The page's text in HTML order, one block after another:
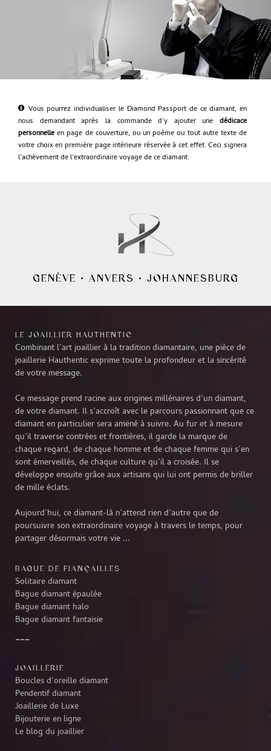
Vous pourrez individualiser le Diamond Passport de ce diamant, en
nous demandant après la commande d’y ajouter une dédicace
personnelle en page de couverture, ou un poème ou tout autre texte de
votre choix en première page intérieure réservée à cet effet. Ceci signera
l’achèvement de l’extraordinaire voyage de ce diamant.
GENÈVE • ANVERS • JOHANNESBURG
LE JOAILLIER HAUTHENTIC
Combinant l’art joaillier à la tradition diamantaire, une pièce de
joaillerie Hauthentic exprime toute la profondeur et la sincérité
de votre message.
Ce message prend racine aux origines millénaires d’un diamant,
de votre diamant. Il s’accroît avec le parcours passionnant que ce
diamant en particulier sera amené à suivre. Au fur et à mesure
qu’il traverse contrées et frontières, il garde la marque de
chaque regard, de chaque homme et de chaque femme qui s’en
sont émerveillés, de chaque culture qu’il a croisée. Il se
développe ensuite grâce aux artisans qui lui ont permis de briller
de mille éclats.
Aujourd’hui, ce diamant-là n’attend rien d’autre que de
poursuivre son extraordinaire voyage à travers le temps, pour
partager désormais votre vie ...
BAGUE DE FIANÇAILLES
Solitaire diamant
Bague diamant épaulée
Bague diamant halo
Bague diamant fantaisie
JOAILLERIE
Boucles d’oreille diamant
Pendentif diamant
Joaillerie de Luxe
Bijouterie en ligne
Le blog du joaillier